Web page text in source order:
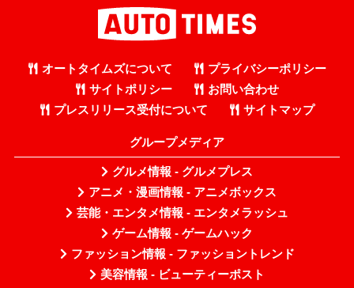
オートタイムズについて
プライバシーポリシー
サイトポリシー
お問い合わせ
プレスリリース受付について
サイトマップ
グループメディア
グルメ情報 - グルメプレス
アニメ・漫画情報 - アニメボックス
芸能・エンタメ情報 - エンタメラッシュ
ゲーム情報 - ゲームハック
ファッション情報 - ファッショントレンド
美容情報 - ビューティーポスト